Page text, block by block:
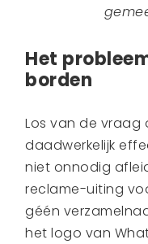
Het
borden
Los van de
daadwerkelijk
niet onnodig
reclame-uiting
géén
het logo van